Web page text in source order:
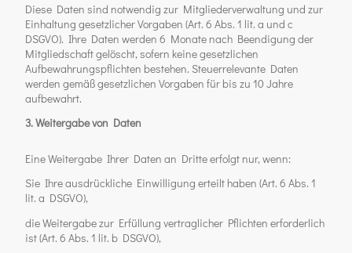
Diese Daten sind notwendig zur Mitgliederverwaltung und zur
Einhaltung gesetzlicher Vorgaben (Art. 6 Abs. 1 lit. a und c
DSGVO). Ihre Daten werden 6 Monate nach Beendigung der
Mitgliedschaft gelöscht, sofern keine gesetzlichen
Aufbewahrungspflichten bestehen. Steuerrelevante Daten
werden gemäß gesetzlichen Vorgaben für bis zu 10 Jahre
aufbewahrt.
3. Weitergabe von Daten
Eine Weitergabe Ihrer Daten an Dritte erfolgt nur, wenn:
Sie Ihre ausdrückliche Einwilligung erteilt haben (Art. 6 Abs. 1
lit. a DSGVO),
die Weitergabe zur Erfüllung vertraglicher Pflichten erforderlich
ist (Art. 6 Abs. 1 lit. b DSGVO),